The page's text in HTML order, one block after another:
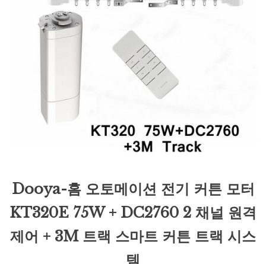
Dooya-홈 오토메이션 전기 커튼 모터
KT320E 75W + DC2760 2 채널 원격
제어 + 3M 트랙 스마트 커튼 트랙 시스
템